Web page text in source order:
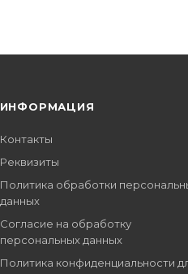
ИНФОРМАЦИЯ
Контакты
Реквизиты
Политика обработки
данных
Согласие на обработку
персональных данных
Политика конфиденциальности